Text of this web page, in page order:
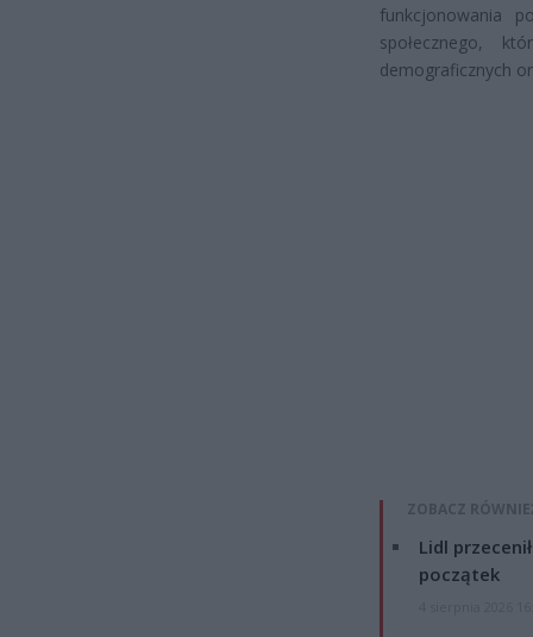
funkcjonowania
społecznego,
demograficznych
ZOBACZ
Lidl
początek